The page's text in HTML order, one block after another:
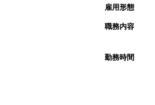
雇用形態
職務内容
勤務時間